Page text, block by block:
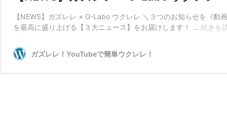
【NEWS】ガズレレ × G-Labo ウクレレ ＼３つのお知らせを
を最高に盛り上げる【３大ニュース】をお届けします！ … 続きを
ガズレレ！YouTubeで簡単ウクレレ！